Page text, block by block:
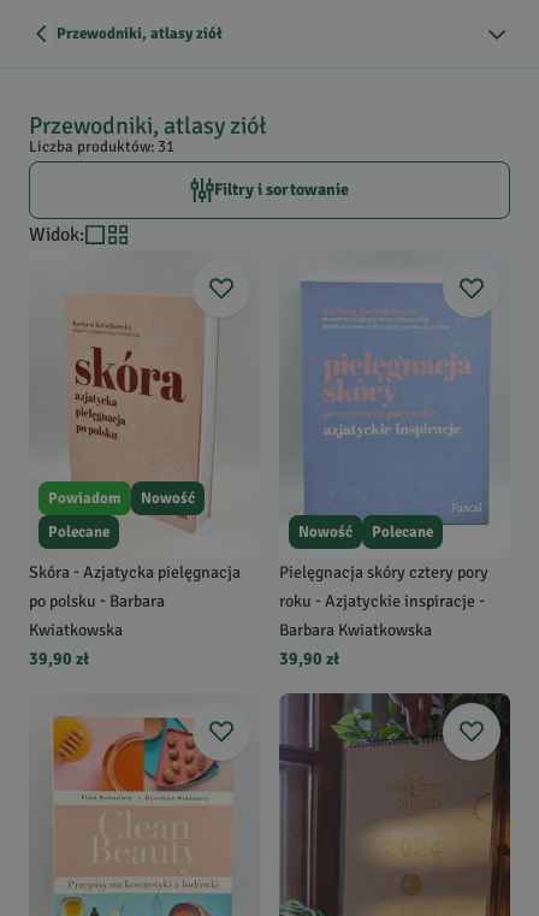
Przewodniki, atlasy ziół
Przewodniki, atlasy ziół
Liczba produktów: 31
Filtry i sortowanie
Widok:
Powiadom
Nowość
Polecane
Skóra - Azjatycka pielęgnacja
po polsku - Barbara
Kwiatkowska
39,90 zł
Nowość Polecane
Pielęgnacja skóry cztery pory
roku - Azjatyckie inspiracje -
Barbara Kwiatkowska
39,90 zł